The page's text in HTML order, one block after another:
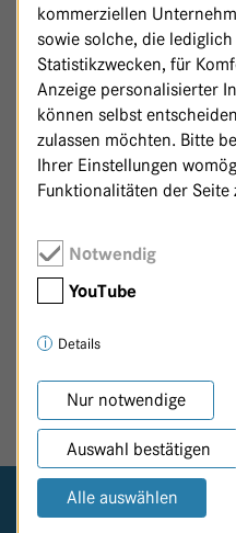
Zurück zur
Logo GKH Havelhöhe
kommerziellen
sowie solche, die lediglich
Statistikzwecken, für
Anzeige personalisierter
können selbst
zulassen möchten. Bitte
Ihrer Einstellungen
Funktionalitäten der Seite
Notwendig
YouTube
Details
Nur notwendige
Auswahl bestätigen
Alle auswählen